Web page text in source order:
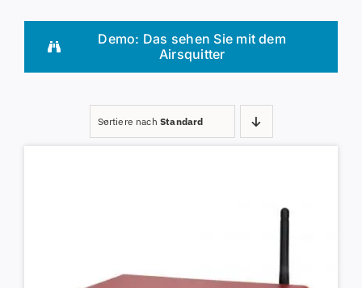
Demo: Das sehen Sie mit dem
Airsquitter
Sortiere nachStandard